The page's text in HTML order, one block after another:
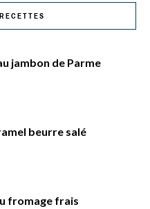
jambon de Parme
beurre salé
fromage frais